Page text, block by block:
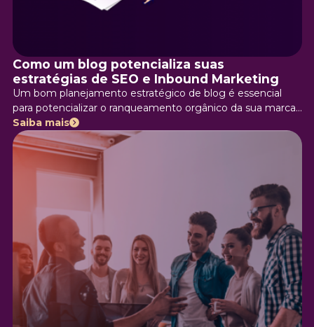
Como um blog potencializa suas
estratégias de SEO e Inbound Marketing
Um bom planejamento estratégico de blog é essencial
para potencializar o ranqueamento orgânico da sua marca
nos buscadores! E na era do marketing de conteúdo, a
importância do blog para o SEO e para o Inbound
Marketing é grande, já que a internet é bombardeada
diariamente por novos conteúdos, de diferentes marcas,
onde você precisa se destacar.
Saiba mais